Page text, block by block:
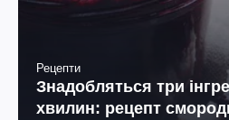
Рецепти
Знадобляться три
хвилин: рецепт